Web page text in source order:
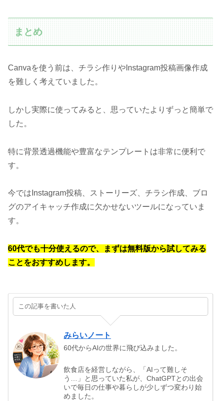
まとめ
Canvaを使う前は、チラシ作りやInstagram投稿画像作成
を難しく考えていました。
しかし実際に使ってみると、思っていたよりずっと簡単で
した。
特に背景透過機能や豊富なテンプレートは非常に便利で
す。
今ではInstagram投稿、ストーリーズ、チラシ作成、ブロ
グのアイキャッチ作成に欠かせないツールになっていま
す。
60代でも十分使えるので、まずは無料版から試してみる
ことをおすすめします。
この記事を書いた人
みらいノート
60代からAIの世界に飛び込みました。
飲食店を経営しながら、「AIって難しそ
う…」と思っていた私が、ChatGPTとの出会
いで毎日の仕事や暮らしが少しずつ変わり始
めました。